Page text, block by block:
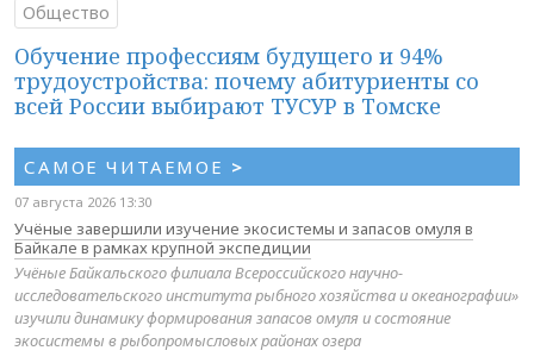
Общество
Обучение профессиям будущего и 94%
трудоустройства: почему абитуриенты со
всей России выбирают ТУСУР в Томске
САМОЕ ЧИТАЕМОЕ >
07 августа 2026 13:30
Учёные завершили изучение экосистемы и запасов омуля в
Байкале в рамках крупной экспедиции
Учёные Байкальского филиала Всероссийского научно-
исследовательского института рыбного хозяйства и океанографии»
изучили динамику формирования запасов омуля и состояние
экосистемы в рыбопромысловых районах озера